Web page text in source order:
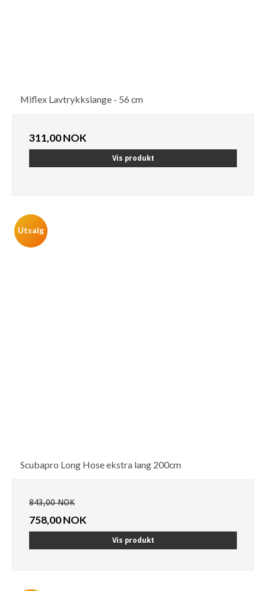
Miflex Lavtrykkslange - 56 cm
311,00 NOK
Vis produkt
Utsalg
Scubapro Long Hose ekstra lang 200cm
843,00 NOK
758,00 NOK
Vis produkt